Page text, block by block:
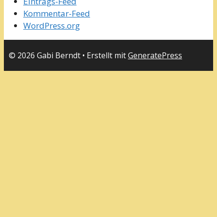
Kommentar-Feed
WordPress.org
© 2026 Gabi Berndt • Erstellt mitGeneratePress